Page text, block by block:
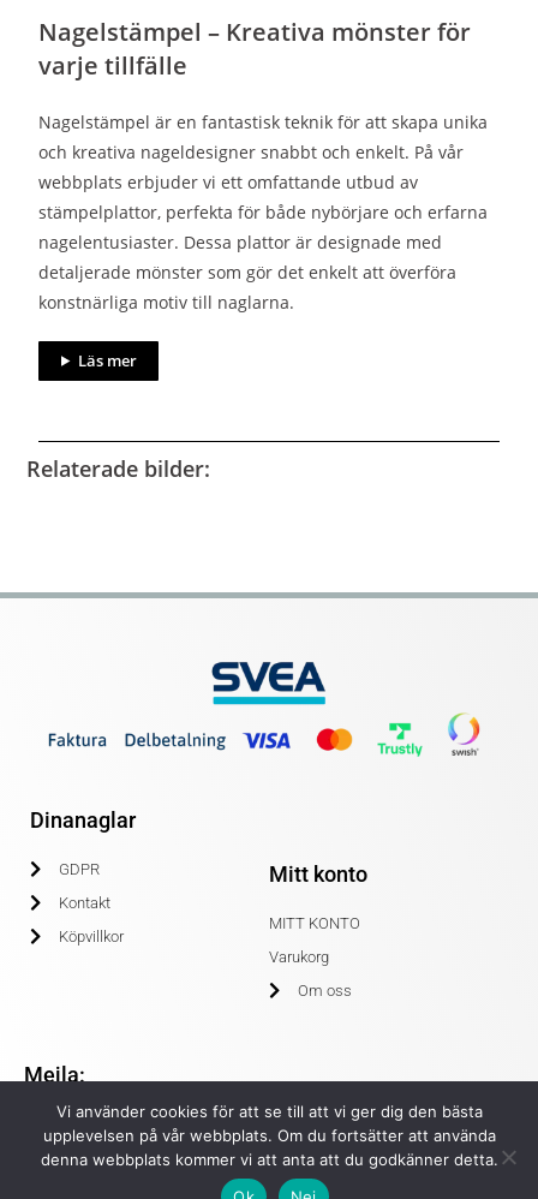
Nagelstämpel – Kreativa mönster för
varje tillfälle
Nagelstämpel är en fantastisk teknik för att skapa unika
och kreativa nageldesigner snabbt och enkelt. På vår
webbplats erbjuder vi ett omfattande utbud av
stämpelplattor, perfekta för både nybörjare och erfarna
nagelentusiaster. Dessa plattor är designade med
detaljerade mönster som gör det enkelt att överföra
konstnärliga motiv till naglarna.
Läs mer
Relaterade bilder:
Dinanaglar
GDPR
Kontakt
Köpvillkor
Mitt konto
MITT KONTO
Varukorg
Om oss
Mejla:
info@dinanaglar.se
Vi använder cookies för att se till att vi ger dig den bästa
upplevelsen på vår webbplats. Om du fortsätter att använda
denna webbplats kommer vi att anta att du godkänner detta.